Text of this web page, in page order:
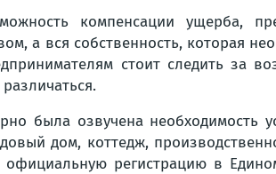
компенсации ущерба,
а вся собственность, которая
стоит следить за
была озвучена необходимость
дом, коттедж,
регистрацию в